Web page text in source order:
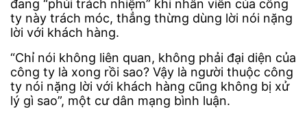
đang “phủi trách nhiệm” khi nhân viên của công
ty này trách móc, thẳng thừng dùng lời nói nặng
lời với khách hàng.
“Chỉ nói không liên quan, không phải đại diện của
công ty là xong rồi sao? Vậy là người thuộc công
ty nói nặng lời với khách hàng cũng không bị xử
lý gì sao”, một cư dân mạng bình luận.